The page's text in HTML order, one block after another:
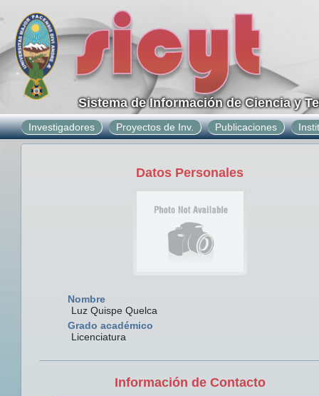
Sistema de Información de Ciencia y
Investigadores Proyectos de Inv. Publicaciones
Datos Personales
Nombre
Luz Quispe Quelca
Grado académico
Licenciatura
Información de Contacto